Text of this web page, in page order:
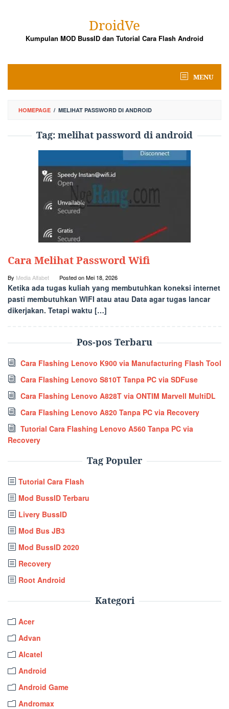
DroidVe
Kumpulan MOD BussID dan Tutorial Cara Flash Android
MENU
HOMEPAGE / MELIHAT PASSWORD DI ANDROID
Tag: melihat password di android
Cara Melihat Password Wifi
By Media Alfabet Posted onMei 18, 2026
Ketika ada tugas kuliah yang membutuhkan koneksi internet
pasti membutuhkan WIFI atau atau Data agar tugas lancar
dikerjakan. Tetapi waktu […]
Pos-pos Terbaru
Cara Flashing Lenovo K900 via Manufacturing Flash Tool
Cara Flashing Lenovo S810T Tanpa PC via SDFuse
Cara Flashing Lenovo A828T via ONTIM Marvell MultiDL
Cara Flashing Lenovo A820 Tanpa PC via Recovery
Tutorial Cara Flashing Lenovo A560 Tanpa PC via
Recovery
Tag Populer
Tutorial Cara Flash
Mod BussID Terbaru
Livery BussID
Mod Bus JB3
Mod BussID 2020
Recovery
Root Android
Kategori
Acer
Advan
Alcatel
Android
Android Game
Andromax